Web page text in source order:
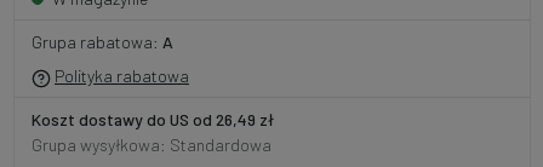
Grupa rabatowa: A
Polityka rabatowa
Koszt dostawy do US od 26,49 zł
Grupa wysyłkowa: Standardowa